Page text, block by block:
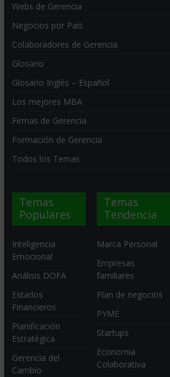
Webs de Gerencia
Negocios por País
Colaboradores de Gerencia
Glosario
Glosario Inglés – Español
Los mejores MBA
Firmas de Gerencia
Formación de Gerencia
Todos los Temas
Temas
Populares
Inteligencia
Emocional
Análisis DOFA
Estados
Financieros
Planificación
Estratégica
Gerencia del
Cambio
Temas
Tendencia
Marca Personal
Empresas
familiares
Plan de negocios
PYME
Startups
Economia
Colaborativa